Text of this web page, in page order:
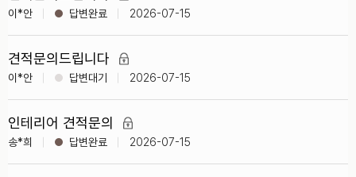
이*안 2026-07-15
견적문의드립니다
이*안 2026-07-15
인테리어 견적문의
송*희 2026-07-15